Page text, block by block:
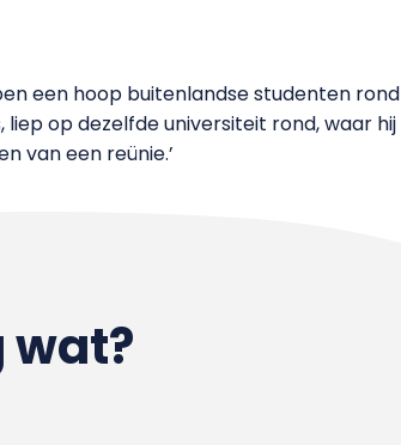
een hoop buitenlandse studenten rond
liep op dezelfde universiteit rond, waar hij
van een reünie.’
wat?